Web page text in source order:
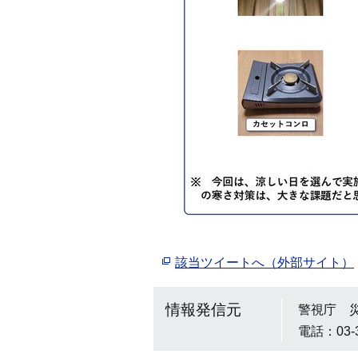
該当ツイートへ（外部サイト）
情報発信元
警視庁
電話：